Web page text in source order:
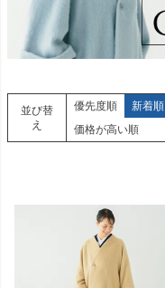
並び替
え
優先度順 新着順
価格が高い順